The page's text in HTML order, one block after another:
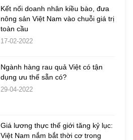
Kết nối doanh nhân kiều bào, đưa
nông sản Việt Nam vào chuỗi giá trị
toàn cầu
17-02-2022
Ngành hàng rau quả Việt có tận
dụng ưu thế sẵn có?
29-04-2022
Giá lương thực thế giới tăng kỷ lục:
Việt Nam nắm bắt thời cơ trong